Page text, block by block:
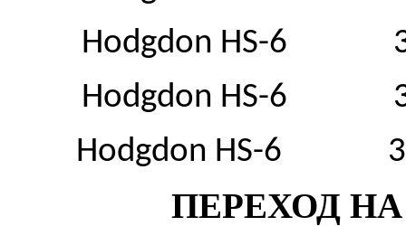
Hodgdon HS-6
Hodgdon HS-6
Hodgdon HS-6
ПЕРЕХОД